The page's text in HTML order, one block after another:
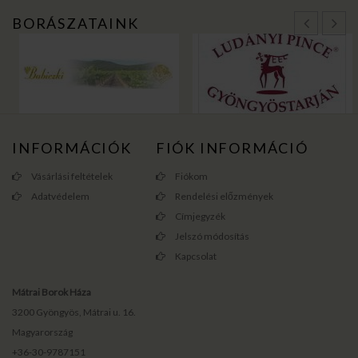
BORÁSZATAINK
INFORMÁCIÓK
Vásárlási feltételek
Adatvédelem
FIÓK INFORMÁCIÓ
Fiókom
Rendelési előzmények
Címjegyzék
Jelszó módosítás
Kapcsolat
Mátrai Borok Háza
3200 Gyöngyös, Mátrai u. 16.
Magyarország
+36-30-9787151